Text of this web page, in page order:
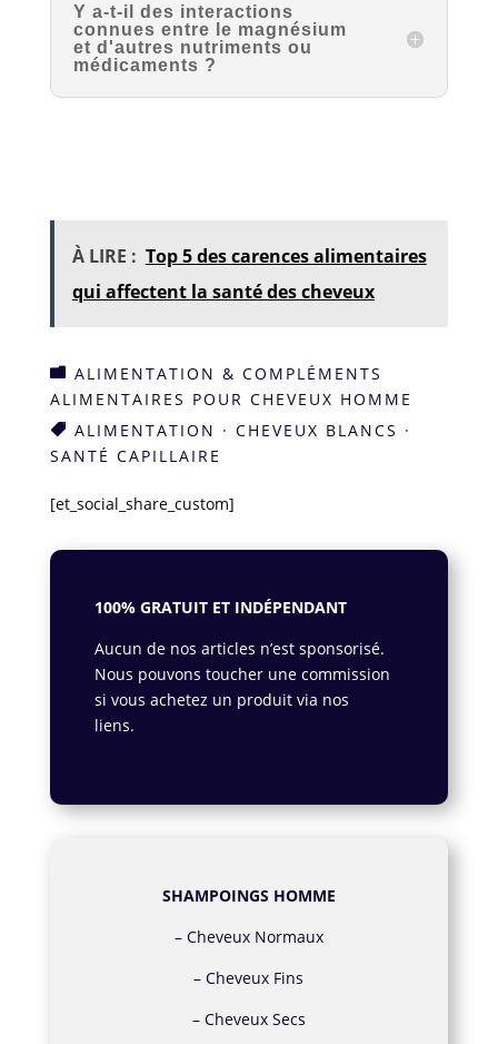
Y a-t-il des interactions
connues entre le magnésium
et d'autres nutriments ou
médicaments ?
À LIRE : Top 5 des carences alimentaires
qui affectent la santé des cheveux

ALIMENTATION & COMPLÉMENTS
ALIMENTAIRES POUR CHEVEUX HOMME
 ALIMENTATION · CHEVEUX BLANCS ·
SANTÉ CAPILLAIRE
[et_social_share_custom]
100% GRATUIT ET INDÉPENDANT
Aucun de nos articles n’est sponsorisé.
Nous pouvons toucher une commission
si vous achetez un produit via nos
liens.
SHAMPOINGS HOMME
– Cheveux Normaux
–Cheveux Fins
– Cheveux Secs